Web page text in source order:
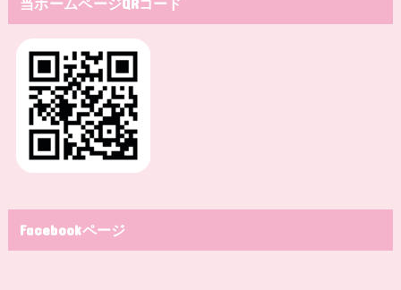
Facebookページ